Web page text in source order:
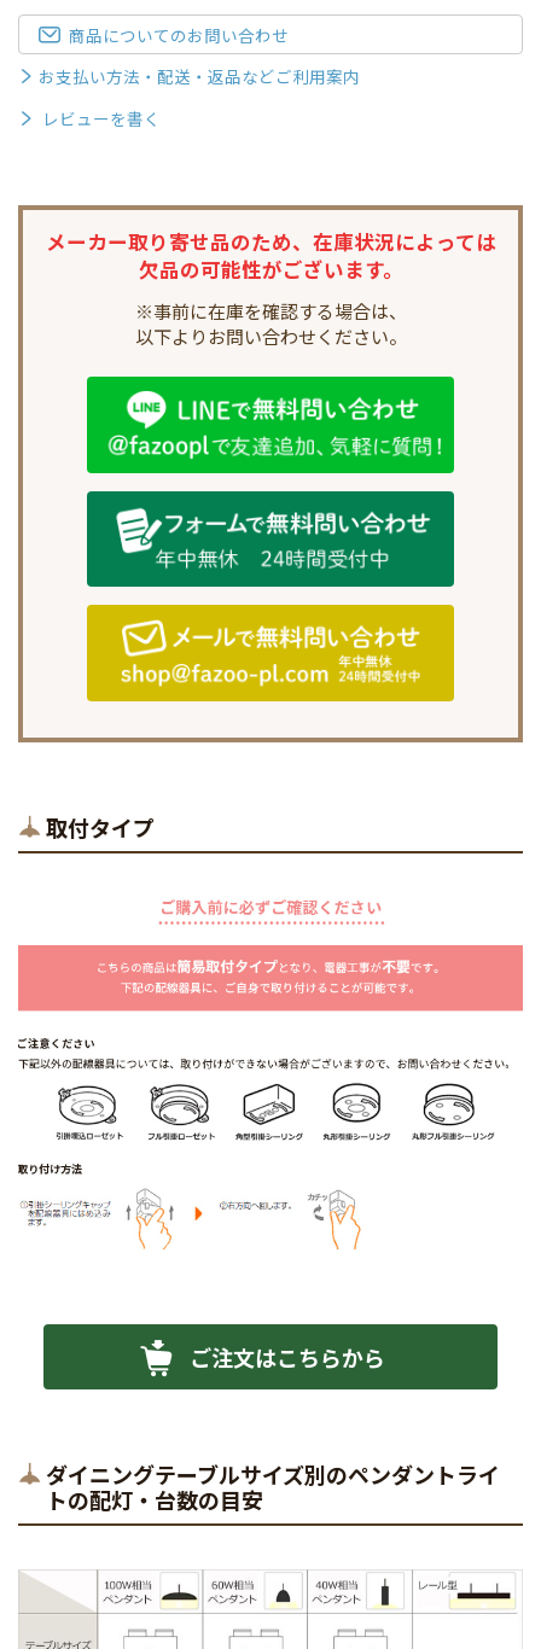
商品についてのお問い合わせ
お支払い方法・配送・返品などご利用案内
レビューを書く
メーカー取り寄せ品のため、 在庫状況によっては
欠品の可能性がございます。
※事前に在庫を確認する場合は、
以下よりお問い合わせください。
取付タイプ
ご注文はこちらから
ダイニングテーブルサイズ別のペンダントライ
トの配灯・台数の目安